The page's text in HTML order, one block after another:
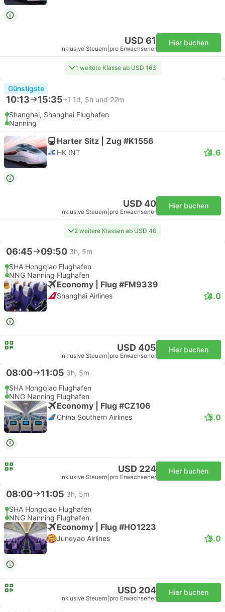
USD 61
inklusive Steuern pro Erwachsener
Hier buchen
1 weitere Klasse ab USD 163
Günstigste
10:13 15:35+1 1d, 5h und 22m
Shanghai, Shanghai Flughafen
Nanning
Harter Sitz | Zug #K1556
HK INT 4.6
USD 40
inklusive Steuern pro Erwachsener
Hier buchen
2 weitere Klassen ab USD 40
06:45 09:50 3h, 5m
SHA Hongqiao Flughafen
NNG Nanning Flughafen
Economy | Flug #FM9339
Shanghai Airlines 4.0
USD 405
inklusive Steuern pro Erwachsener
Hier buchen
08:00 11:05 3h, 5m
SHA Hongqiao Flughafen
NNG Nanning Flughafen
Economy | Flug #CZ106
China Southern Airlines 5.0
USD 224
inklusive Steuern pro Erwachsener
Hier buchen
08:00 11:05 3h, 5m
SHA Hongqiao Flughafen
NNG Nanning Flughafen
Economy | Flug #HO1223
Juneyao Airlines 5.0
USD 204
inklusive Steuern pro Erwachsener
Hier buchen